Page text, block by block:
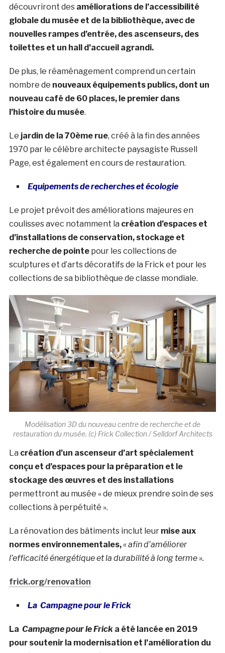
découvriront des améliorations de l’accessibilité
globale du musée et de la bibliothèque, avec de
nouvelles rampes d’entrée, des ascenseurs, des
toilettes et un hall d’accueil agrandi.
De plus, le réaménagement comprend un certain
nombre de nouveaux équipements publics, dont un
nouveau café de 60 places, le premier dans
l’histoire du musée.
Le jardin de la 70ème rue, créé à la fin des années
1970 par le célèbre architecte paysagiste Russell
Page, est également en cours de restauration.
Equipements de recherches et écologie
Le projet prévoit des améliorations majeures en
coulisses avec notamment la création d’espaces et
d’installations de conservation, stockage et
recherche de pointepour les collections de
sculptures et d’arts décoratifs de la Frick et pour les
collections de sa bibliothèque de classe mondiale.
Modélisation 3D du nouveau centre de recherche et de
restauration du musée. (c) Frick Collection / Selldorf Architects
La création d’un ascenseur d’art spécialement
conçu et d’espaces pour la préparation et le
stockage des œuvres et des installations
permettront au musée « de mieux prendre soin de ses
collections à perpétuité ».
La rénovation des bâtiments inclut leur mise aux
normes environnementales,« afin d’améliorer
l’efficacité énergétique et la durabilité à long terme ».
frick.org/renovation
La Campagne pour le Frick
La Campagne pour le Fricka été lancée en 2019
pour soutenir la modernisation et l’amélioration du